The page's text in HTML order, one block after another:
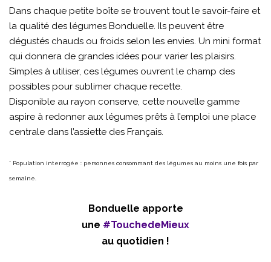
Dans chaque petite boîte se trouvent tout le savoir-faire et
la qualité des légumes Bonduelle. Ils peuvent être
dégustés chauds ou froids selon les envies. Un mini format
qui donnera de grandes idées pour varier les plaisirs.
Simples à utiliser, ces légumes ouvrent le champ des
possibles pour sublimer chaque recette.
Disponible au rayon conserve, cette nouvelle gamme
aspire à redonner aux légumes prêts à l’emploi une place
centrale dans l’assiette des Français.
* Population interrogée : personnes consommant des légumes au moins une fois par
semaine.
Bonduelle apporte
une #TouchedeMieux
au quotidien !